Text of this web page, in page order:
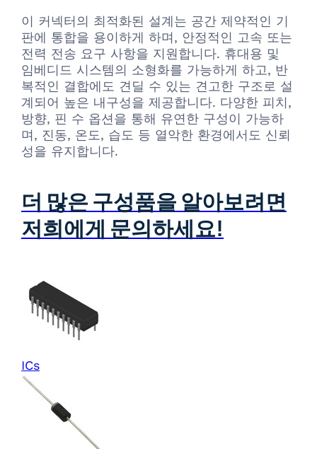
이 커넥터의 최적화된 설계는 공간 제약적인 기
판에 통합을 용이하게 하며, 안정적인 고속 또는
전력 전송 요구 사항을 지원합니다. 휴대용 및
임베디드 시스템의 소형화를 가능하게 하고, 반
복적인 결합에도 견딜 수 있는 견고한 구조로 설
계되어 높은 내구성을 제공합니다. 다양한 피치,
방향, 핀 수 옵션을 통해 유연한 구성이 가능하
며, 진동, 온도, 습도 등 열악한 환경에서도 신뢰
성을 유지합니다.
더 많은 구성품을 알아보려면
저희에게 문의하세요!
ICs